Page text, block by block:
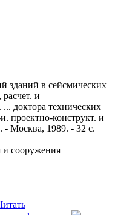
зданий в сейсмических
и
доктора технических
проектно-конструкт. и
- Москва, 1989. - 32 с.
и сооружения